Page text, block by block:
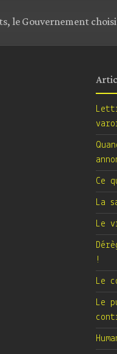
le Gouvernement
Ce
La
Le
!
Le
Le